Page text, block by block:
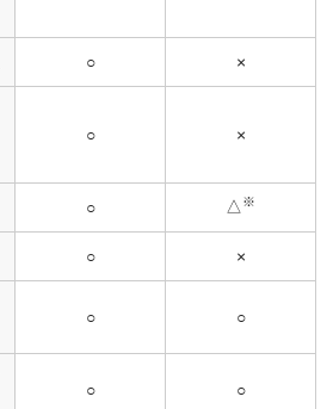
○ ×
○ ×
○ △ ※
○ ×
○ ○
○ ○